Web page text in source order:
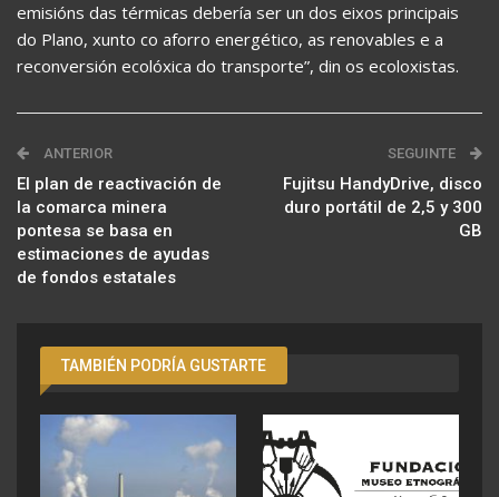
emisións das térmicas debería ser un dos eixos principais
do Plano, xunto co aforro energético, as renovables e a
reconversión ecolóxica do transporte”, din os ecoloxistas.
ANTERIOR
El plan de reactivación de
la comarca minera
pontesa se basa en
estimaciones de ayudas
de fondos estatales
SEGUINTE
Fujitsu HandyDrive, disco
duro portátil de 2,5 y 300
GB
TAMBIÉN PODRÍA GUSTARTE